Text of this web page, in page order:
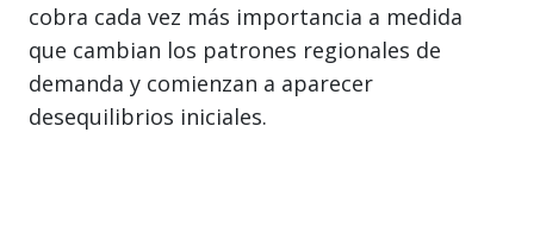
cobra cada vez más importancia a medida
que cambian los patrones regionales de
demanda y comienzan a aparecer
desequilibrios iniciales.